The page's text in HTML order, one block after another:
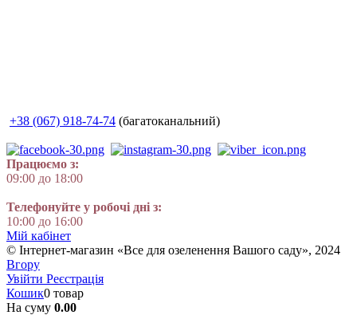
+38 (067) 918-74-74 (багатоканальний)
Працюємо з:
09:00 до 18:00
Телефонуйте у робочі дні з:
10:00 до 16:00
Мій кабінет
© Інтернет-магазин «Все для озеленення Вашого саду», 2024
Вгору
Увійти Реєстрація
Кошик0 товар
На суму 0.00